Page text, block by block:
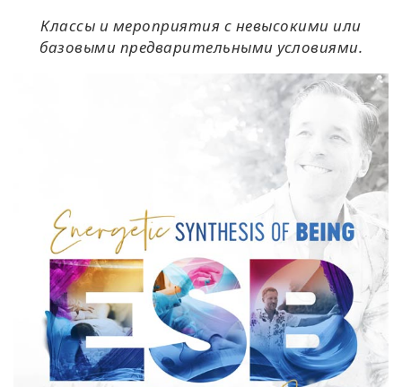
Классы и мероприятия с невысокими или
базовыми предварительными условиями.